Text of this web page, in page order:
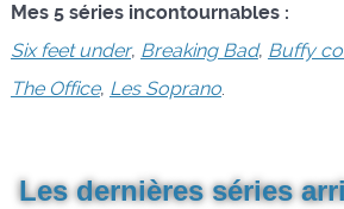
Mes 5 séries incontournables :
Six feet under, Breaking Bad, Buffy
The Office, Les Soprano.
Les dernières séries